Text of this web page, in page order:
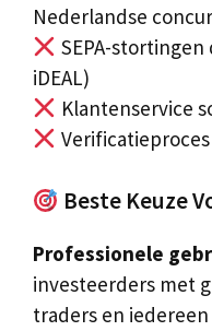
Nederlandse
SEPA-
iDEAL)
Klantenservice
Beste Keuze
Professionele
investeerders met
traders en